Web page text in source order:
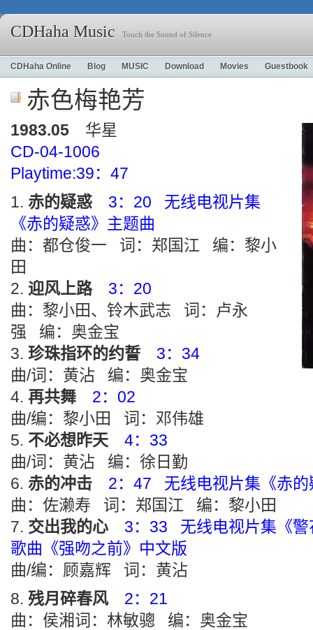
CDHaha Music Touch the Sound of Silence
CDHaha Online Blog MUSIC Download Movies Guestbook
赤色梅艳芳
1983.05 华星
CD-04-1006
Playtime:39：47
赤的疑惑
3：20 无线电视片集
《赤的疑惑》主题曲
曲：都仓俊一 词：郑国江 编：黎小
田
迎风上路
3：20
曲：黎小田、铃木武志 词：卢永
强 编：奥金宝
珍珠指环的约誓
3：34
曲/词：黄沾 编：奥金宝
再共舞
2：02
曲/编：黎小田 词：邓伟雄
不必想昨天
4：33
曲/词：黄沾 编：徐日勤
赤的冲击
2：47 无线电视片集《赤的
曲：佐濑寿 词：郑国江 编：黎小田
交出我的心
3：33 无线电视片集《
歌曲《强吻之前》中文版
曲/编：顾嘉辉 词：黄沾
残月碎春风
2：21
曲：侯湘词：林敏骢 编：奥金宝